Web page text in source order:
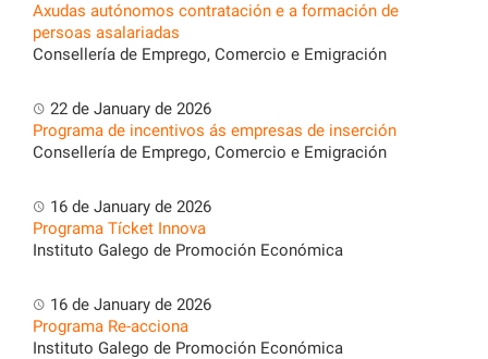
Axudas autónomos contratación e a formación de
persoas asalariadas
Consellería de Emprego, Comercio e Emigración
22 de January de 2026
Programa de incentivos ás empresas de inserción
Consellería de Emprego, Comercio e Emigración
16 de January de 2026
Programa Tícket Innova
Instituto Galego de Promoción Económica
16 de January de 2026
Programa Re-acciona
Instituto Galego de Promoción Económica